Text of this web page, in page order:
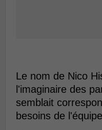
Le nom de Nico
l'imaginaire des
semblait
besoins de